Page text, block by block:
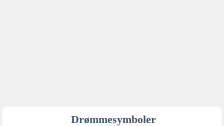
Drømmesymboler